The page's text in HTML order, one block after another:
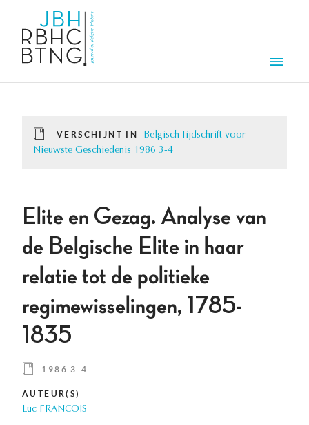
VERSCHIJNT IN
Belgisch Tijdschrift voor
Nieuwste Geschiedenis 1986 3-4
Elite en Gezag. Analyse van
de Belgische Elite in haar
relatie tot de politieke
regimewisselingen, 1785-
1835
1986 3-4
AUTEUR(S)
Luc FRANCOIS